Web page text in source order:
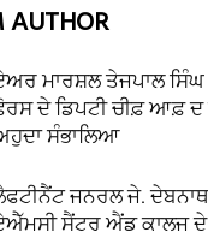
AUTHOR
ਮਾਰਸ਼ਲ ਤੇਜਪਾਲ
ਦੇ ਡਿਪਟੀ ਚੀਫ਼ ਆਫ਼
ਸੰਭਾਲਿਆ
ਜਨਰਲ ਜੇ.
ਸੈਂਟਰ ਐਂਡ ਕਾਲਜ